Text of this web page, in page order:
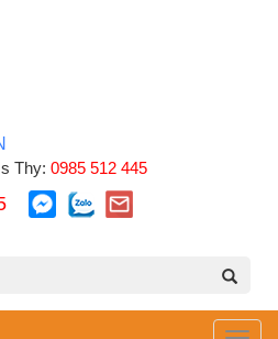
Thy: 0985 512 445